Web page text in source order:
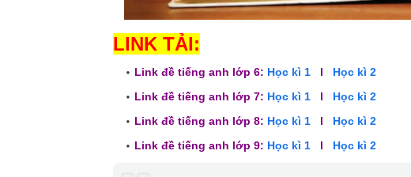
LINK TẢI:
Link đề tiếng anh lớp 6: Học kì 1 l
Học kì 2
Link đề tiếng anh lớp 7: Học kì 1 l Học kì 2
Link đề tiếng anh lớp 8: Học kì 1 l Học kì 2
Link đề tiếng anh lớp 9: Học kì 1 l Học kì 2